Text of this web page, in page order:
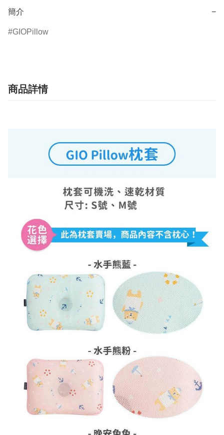
簡介 −
GIOPillow
商品詳情